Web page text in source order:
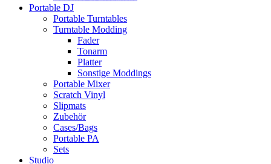
Portable DJ
Portable Turntables
Turntable Modding
Fader
Tonarm
Platter
Sonstige Moddings
Portable Mixer
Scratch Vinyl
Slipmats
Zubehör
Cases/Bags
Portable PA
Sets
Studio